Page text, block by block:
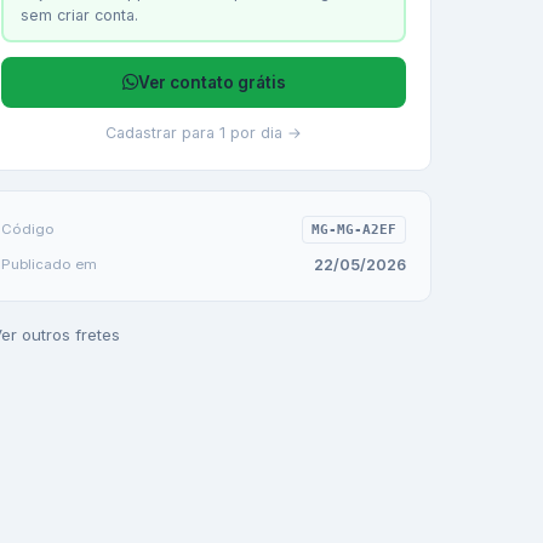
sem criar conta.
Ver contato grátis
Cadastrar para 1 por dia →
Código MG-MG-A2EF
Publicado em 22/05/2026
outros fretes